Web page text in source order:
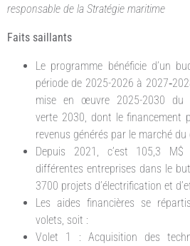
responsable de la Stratégie maritime
Faits saillants
Le programme bénéficie d’un
période de 2025-2026 à
mise en œuvre 2025-2030 du
verte 2030, dont le financement
revenus générés par le marché du
Depuis 2021, c’est 105,3
différentes entreprises dans le
3700 projets d’électrification et
Les aides financières se
volets, soit :
Volet 1 : Acquisition des